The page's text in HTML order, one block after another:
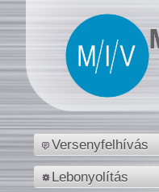
Versenyfelhívás
Lebonyolítás